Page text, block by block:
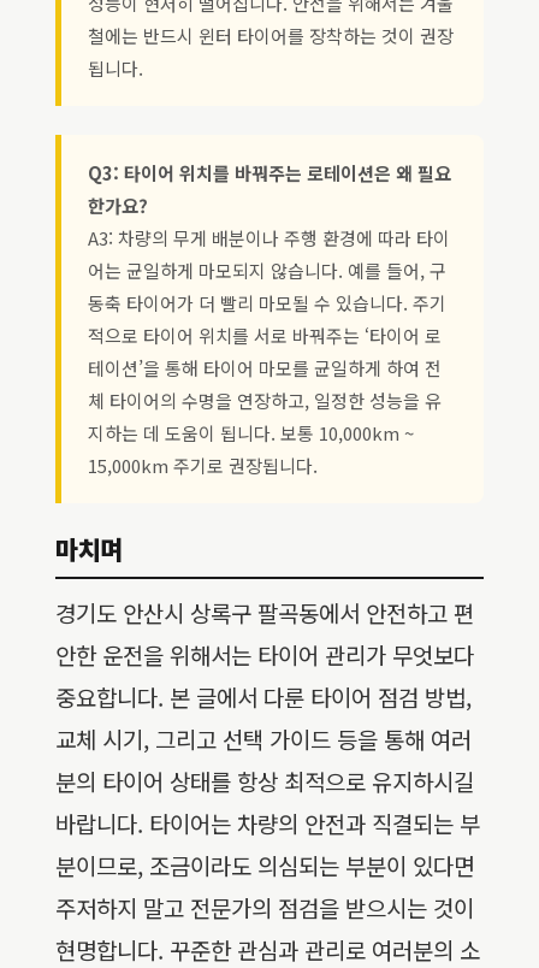
철에는 반드시 윈터 타이어를 장착하는 것이 권장
됩니다.
Q3: 타이어 위치를 바꿔주는 로테이션은 왜 필요
한가요?
A3: 차량의 무게 배분이나 주행 환경에 따라 타이
어는 균일하게 마모되지 않습니다. 예를 들어, 구
동축 타이어가 더 빨리 마모될 수 있습니다. 주기
적으로 타이어 위치를 서로 바꿔주는 ‘타이어 로
테이션’을 통해 타이어 마모를 균일하게 하여 전
체 타이어의 수명을 연장하고, 일정한 성능을 유
지하는 데 도움이 됩니다. 보통 10,000km ~
15,000km 주기로 권장됩니다.
마치며
경기도 안산시 상록구 팔곡동에서 안전하고 편
안한 운전을 위해서는 타이어 관리가 무엇보다
중요합니다. 본 글에서 다룬 타이어 점검 방법,
교체 시기, 그리고 선택 가이드 등을 통해 여러
분의 타이어 상태를 항상 최적으로 유지하시길
바랍니다. 타이어는 차량의 안전과 직결되는 부
분이므로, 조금이라도 의심되는 부분이 있다면
주저하지 말고 전문가의 점검을 받으시는 것이
현명합니다. 꾸준한 관심과 관리로 여러분의 소